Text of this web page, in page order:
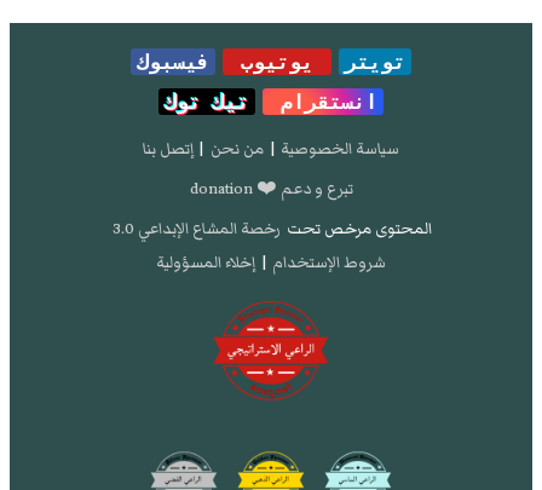
تويتر يوتيوب
فيسبوك
انستقرام
تيك توك
سياسة الخصوصية | من نحن | إتصل بنا
تبرع و دعم ❤️ donation
المحتوى مرخص تحت رخصة المشاع الإبداعي 3.0
شروط الإستخدام | إخلاء المسؤولية